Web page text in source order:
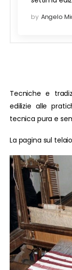
by Angelo
Tecniche e
edilizie alle
tecnica pura e
La pagina sul